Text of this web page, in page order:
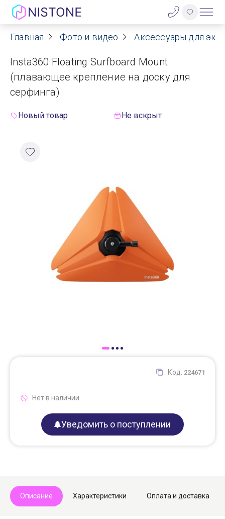
Акции
О нас
Блог
Договор оферты
Доставка
Самовывоз
Главная Фото и видео Аксессуары для
Insta360 Floating Surfboard Mount
(плавающее крепление на доску для
серфинга)
Новый товар Не вскрыт
Код: 224671
Нет в наличии
Уведомить о поступлении
Описание Характеристики Оплата и доставка